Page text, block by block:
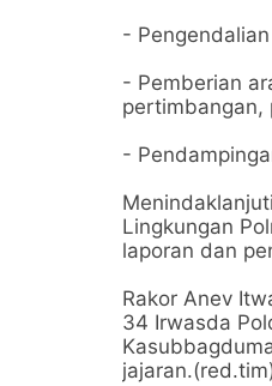
-
- Pemberian
pertimbangan,
-
Lingkungan
laporan dan
Rakor Anev
34 Irwasda